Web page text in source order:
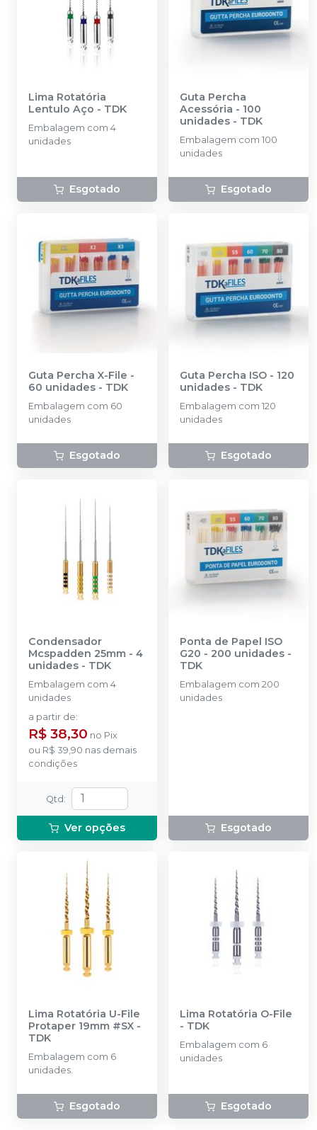
Lima Rotatória
Lentulo Aço - TDK
Embalagem com 4
unidades
Esgotado
Guta Percha
Acessória - 100
unidades - TDK
Embalagem com 100
unidades
Esgotado
Guta Percha X-File -
60 unidades - TDK
Embalagem com 60
unidades
Esgotado
Guta Percha ISO - 120
unidades - TDK
Embalagem com 120
unidades
Esgotado
Condensador
Mcspadden 25mm - 4
unidades - TDK
Embalagem com 4
unidades
a partir de:
R$ 38,30 no Pix
ou R$ 39,90 nas demais
condições
Qtd:
Ver opções
Ponta de Papel ISO
G20 - 200 unidades -
TDK
Embalagem com 200
unidades
Esgotado
Lima Rotatória U-File
Protaper 19mm #SX -
TDK
Embalagem com 6
unidades.
Esgotado
Lima Rotatória O-File
- TDK
Embalagem com 6
unidades
Esgotado